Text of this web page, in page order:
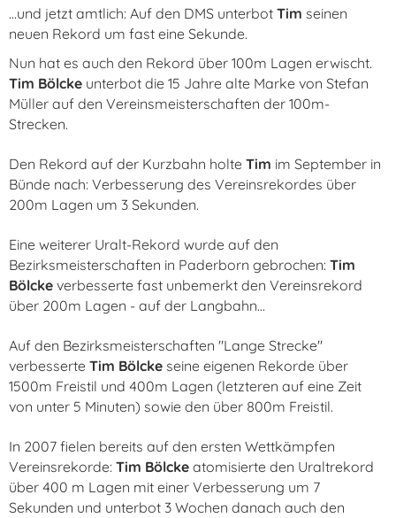
...und jetzt amtlich: Auf den DMS unterbot Tim seinen
neuen Rekord um fast eine Sekunde.
Nun hat es auch den Rekord über 100m Lagen erwischt.
Tim Bölcke unterbot die 15 Jahre alte Marke von Stefan
Müller auf den Vereinsmeisterschaften der 100m-
Strecken.
Den Rekord auf der Kurzbahn holte Tim im September in
Bünde nach: Verbesserung des Vereinsrekordes über
200m Lagen um 3 Sekunden.
Eine weiterer Uralt-Rekord wurde auf den
Bezirksmeisterschaften in Paderborn gebrochen: Tim
Bölcke verbesserte fast unbemerkt den Vereinsrekord
über 200m Lagen - auf der Langbahn...
Auf den Bezirksmeisterschaften "Lange Strecke"
verbesserte Tim Bölcke seine eigenen Rekorde über
1500m Freistil und 400m Lagen (letzteren auf eine Zeit
von unter 5 Minuten) sowie den über 800m Freistil.
In 2007 fielen bereits auf den ersten Wettkämpfen
Vereinsrekorde: Tim Bölcke atomisierte den Uraltrekord
über 400 m Lagen mit einer Verbesserung um 7
Sekunden und unterbot 3 Wochen danach auch den